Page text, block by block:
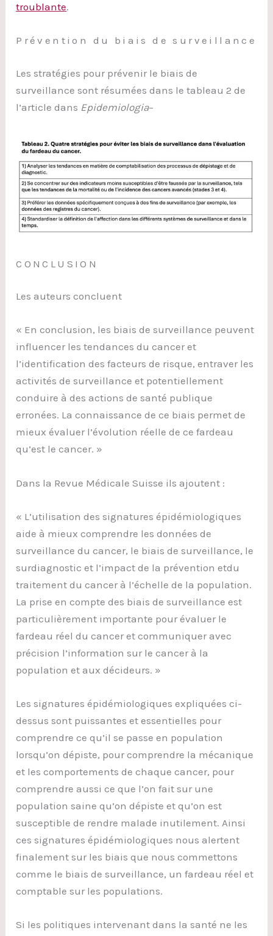
troublante.
Prévention du biais de surveillance
Les stratégies pour prévenir le biais de
surveillance sont résumées dans le tableau 2 de
l’article dans Epidemiologia–
CONCLUSION
Les auteurs concluent
« En conclusion, les biais de surveillance peuvent
influencer les tendances du cancer et
l’identification des facteurs de risque, entraver les
activités de surveillance et potentiellement
conduire à des actions de santé publique
erronées. La connaissance de ce biais permet de
mieux évaluer l’évolution réelle de ce fardeau
qu’est le cancer. »
Dans la Revue Médicale Suisse ils ajoutent :
« L’utilisation des signatures épidémiologiques
aide à mieux comprendre les données de
surveillance du cancer, le biais de surveillance, le
surdiagnostic et l’impact de la prévention etdu
traitement du cancer à l’échelle de la population.
La prise en compte des biais de surveillance est
particulièrement importante pour évaluer le
fardeau réel du cancer et communiquer avec
précision l’information sur le cancer à la
population et aux décideurs. »
Les signatures épidémiologiques expliquées ci-
dessus sont puissantes et essentielles pour
comprendre ce qu’il se passe en population
lorsqu’on dépiste, pour comprendre la mécanique
et les comportements de chaque cancer, pour
comprendre aussi ce que l’on fait sur une
population saine qu’on dépiste et qu’on est
susceptible de rendre malade inutilement. Ainsi
ces signatures épidémiologiques nous alertent
finalement sur les biais que nous commettons
comme le biais de surveillance, un fardeau réel et
comptable sur les populations.
Si les politiques intervenant dans la santé ne les